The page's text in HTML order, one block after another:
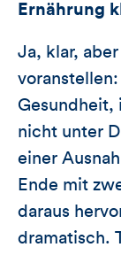
Ernährung
Ja, klar,
Gesundheit,
nicht unter
einer
Ende mit
daraus
dramatisch.